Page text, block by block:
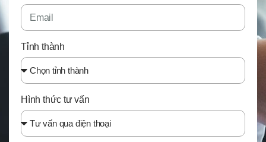
Tỉnh thành
Hình thức tư vấn